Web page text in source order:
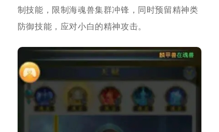
制技能，限制海魂兽集群冲锋，同时预留精神类
防御技能，应对小白的精神攻击。